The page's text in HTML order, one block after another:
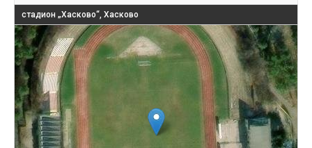
стадион „Хасково“, Хасково